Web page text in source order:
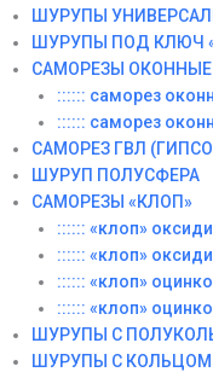
ШУРУПЫ
ШУРУПЫ ПОД КЛЮЧ
САМОРЕЗЫ ОКОННЫЕ
:::::: саморез
:::::: саморез
САМОРЕЗ ГВЛ
ШУРУП ПОЛУСФЕРА
САМОРЕЗЫ «КЛОП»
:::::: «клоп»
:::::: «клоп»
:::::: «клоп»
:::::: «клоп»
ШУРУПЫ С
ШУРУПЫ С КОЛЬЦОМ